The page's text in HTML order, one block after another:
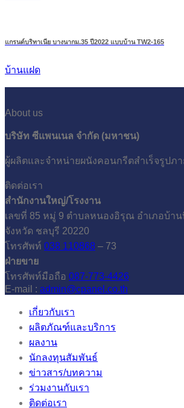
แกรนด์บริทาเนีย บางนากม.35 ปี2022 แบบบ้าน TW2-165
บ้านแฝด
About us
บริษัท ซีแพนเนล จำกัด (มหาชน)
ผู้ผลิตและจำหน่ายผนังคอนกรีตสำเร็จรูปภ
ติดต่อเรา
สำนักงานใหญ่/โรงงาน
เลขที่ 85 หมู่ 9 ตำบลหนองอิรุณ อำเภอบ้าน
จังหวัด ชลบุรี 20220
โทรศัพท์ 038 110868 – 73
ฝ่ายขาย
โทรศัพท์มือถือ 087-773-4426
E-mail : admin@cpanel.co.th
เกี่ยวกับเรา
ผลิตภัณฑ์และบริการ
ผลงาน
นักลงทุนสัมพันธ์
ข่าวสาร/บทความ
ร่วมงานกับเรา
ติดต่อเรา